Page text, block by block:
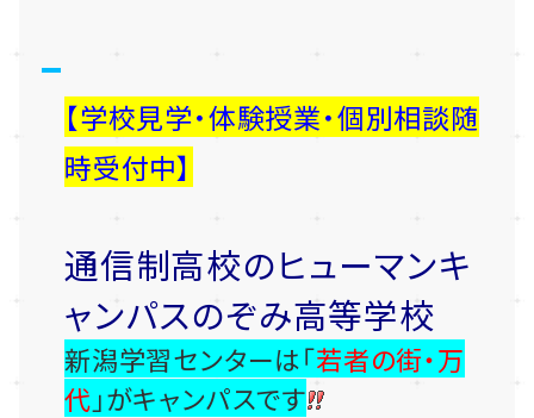
【学校見学・体験授業・個別相談随
時受付中】
通信制高校のヒューマンキ
ャンパスのぞみ高等学校
新潟学習センターは「若者の街・万
代 」がキャンパスです